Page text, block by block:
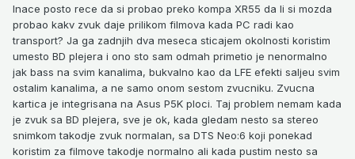
Inace posto rece da si probao preko kompa XR55 da li si mozda
probao kakv zvuk daje prilikom filmova kada PC radi kao
transport? Ja ga zadnjih dva meseca sticajem okolnosti koristim
umesto BD plejera i ono sto sam odmah primetio je nenormalno
jak bass na svim kanalima, bukvalno kao da LFE efekti saljeu svim
ostalim kanalima, a ne samo onom sestom zvucniku. Zvucna
kartica je integrisana na Asus P5K ploci. Taj problem nemam kada
je zvuk sa BD plejera, sve je ok, kada gledam nesto sa stereo
snimkom takodje zvuk normalan, sa DTS Neo:6 koji ponekad
koristim za filmove takodje normalno ali kada pustim nesto sa